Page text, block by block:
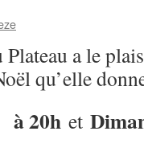
a le
qu’elle
à 20h et